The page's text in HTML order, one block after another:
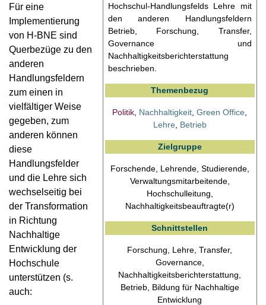
Hochschul-Handlungsfelds Lehre mit
den anderen Handlungsfeldern
Betrieb, Forschung, Transfer,
Governance und
Nachhaltigkeitsberichterstattung
beschrieben.
Themenbezug
Politik Nachhaltigkeit ,Green Office
Lehre
Betrieb
Zielgruppe
Forschende, Lehrende, Studierende,
Verwaltungsmitarbeitende,
Hochschulleitung,
Nachhaltigkeitsbeauftragte(r)
Schnittstellen
Forschung, Lehre, Transfer,
Governance,
Nachhaltigkeitsberichterstattung,
Betrieb, Bildung für Nachhaltige
Entwicklung
Für eine
Implementierung
von H-BNE sind
Querbezüge zu den
anderen
Handlungsfeldern
zum einen in
vielfältiger Weise
gegeben, zum
anderen können
diese
Handlungsfelder
und die Lehre sich
wechselseitig bei
der Transformation
in Richtung
Nachhaltige
Entwicklung der
Hochschule
unterstützen (s.
auch: